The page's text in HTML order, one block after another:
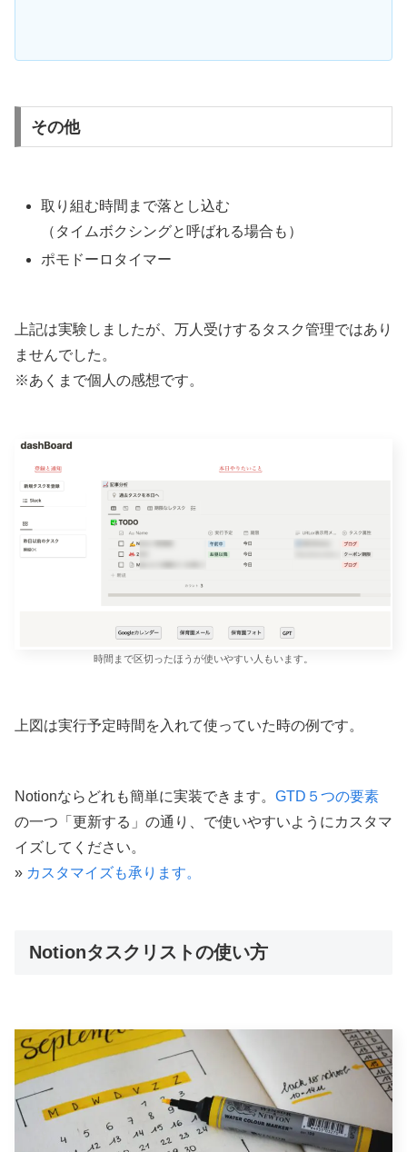
その他
取り組む時間まで落とし込む
（タイムボクシングと呼ばれる場合も）
ポモドーロタイマー
上記は実験しましたが、万人受けするタスク管理ではあり
ませんでした。
※あくまで個人の感想です。
時間まで区切ったほうが使いやすい人もいます。
上図は実行予定時間を入れて使っていた時の例です。
Notionならどれも簡単に実装できます。 GTD５つの要素
の一つ「更新する」の通り、で使いやすいようにカスタマ
イズしてください。
» カスタマイズも承ります。
Notionタスクリストの使い方